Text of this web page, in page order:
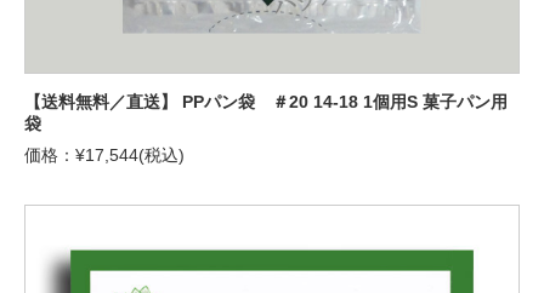
【送料無料／直送】 PPパン袋 ＃20 14-18 1個用S 菓子パン用
袋
価格：¥17,544(税込)